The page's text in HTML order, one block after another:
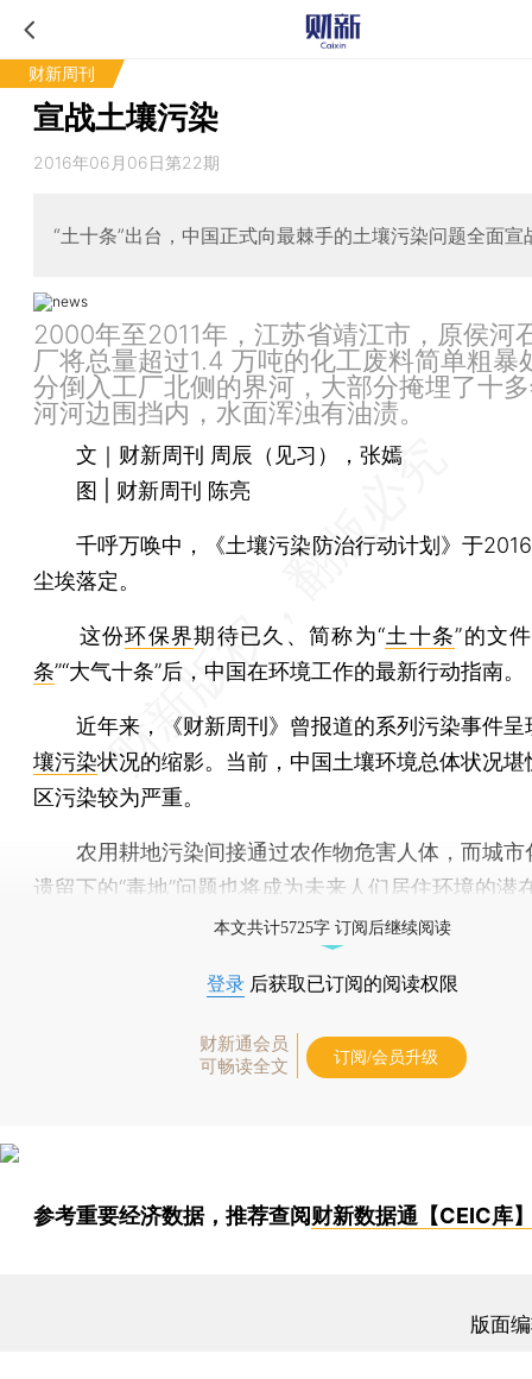
财新周刊
宣战土壤污染
2016年06月06日第22期
“土十条”出台，中国正式向最棘手的土壤污染问题全面宣
2000年至2011年，江苏省靖江市，原侯河
厂将总量超过1.4 万吨的化工废料简单粗暴
分倒入工厂北侧的界河，大部分掩埋了十
河河边围挡内，水面浑浊有油渍。
文｜财新周刊 周辰（见习），张嫣
图 | 财新周刊 陈亮
千呼万唤中，《土壤污染防治行动计划》于2016
尘埃落定。
这份环保界期待已久、简称为“土十条”的文
条”“大气十条”后，中国在环境工作的最新行动指南。
近年来，《财新周刊》曾报道的系列污染事件呈
壤污染状况的缩影。当前，中国土壤环境总体状况堪
区污染较为严重。
农用耕地污染间接通过农作物危害人体，而城市
遗留下的“毒地”问题也将成为未来人们居住环境的潜
本文共计5725字 订阅后继续阅读
登录 后获取已订阅的阅读权限
财新通会员
可畅读全文
订阅/会员升级
参考重要经济数据，推荐查阅财新数据通【CEIC库】
版面